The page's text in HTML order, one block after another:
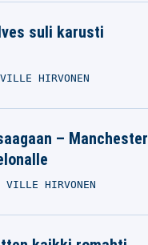
suli karusti
VILLE HIRVONEN
– Manchester
VILLE HIRVONEN